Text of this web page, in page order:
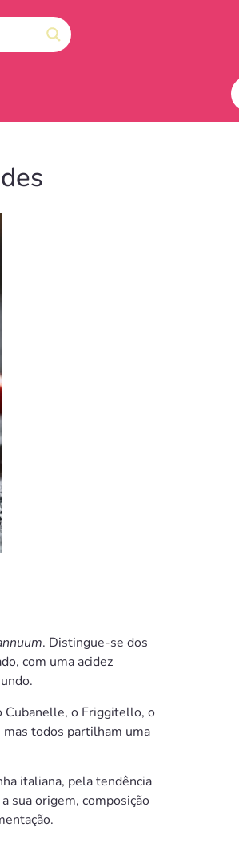
. Distingue-se dos
com uma acidez
Cubanelle, o Friggitello, o
mas todos partilham uma
italiana, pela tendência
sua origem, composição